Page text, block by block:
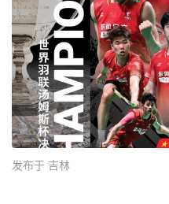
发布于 吉林